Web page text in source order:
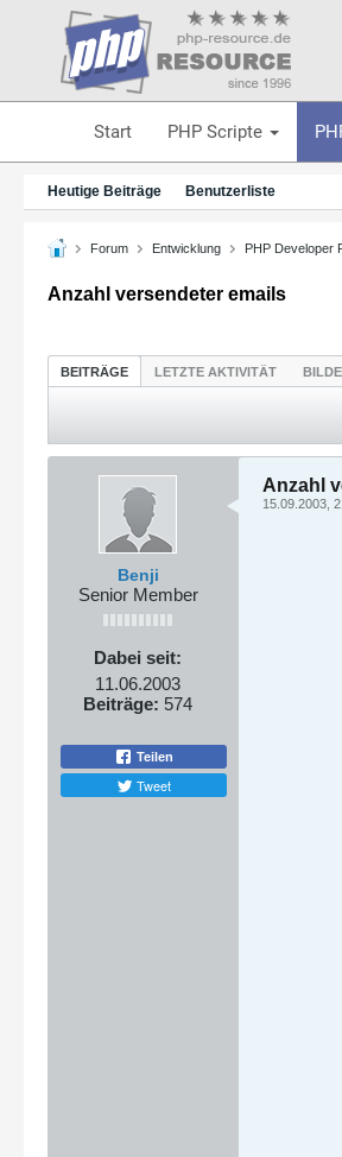
Start PHP Scripte
Heutige Beiträge Benutzerliste
Forum Entwicklung PHP Developer
Anzahl versendeter emails
BEITRÄGE LETZTE AKTIVITÄT
Benji
Senior Member
Dabei seit:
11.06.2003
Beiträge: 574
Teilen
Tweet
Anzahl
15.09.2003,